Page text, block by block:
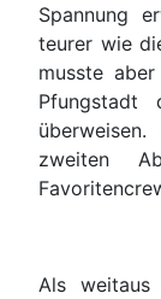
Spannung
teurer wie
musste
Pfungstadt
zweiten
Als weitaus